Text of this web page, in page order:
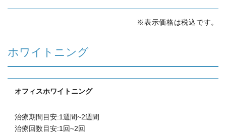
※表示価格は税込です。
ホワイトニング
オフィスホワイトニング
治療期間目安:1週間~2週間
治療回数目安:1回~2回